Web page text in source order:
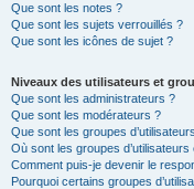
Que sont les notes ?
Que sont les sujets verrouillés ?
Que sont les icônes de sujet ?
Niveaux des utilisateurs et
Que sont les administrateurs ?
Que sont les modérateurs ?
Que sont les groupes
Où sont les groupes
Comment puis-je devenir le
Pourquoi certains groupes